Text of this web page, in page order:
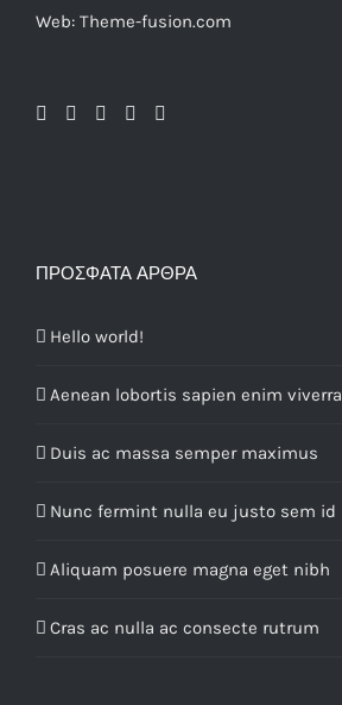
Web: Theme-fusion.com
ΠΡΌΣΦΑΤΑ ΆΡΘΡΑ
Hello world!
Aenean lobortis sapien enim viverra
Duis ac massa semper maximus
Nunc fermint nulla eu justo sem id
Aliquam posuere magna eget nibh
Cras ac nulla ac consecte rutrum